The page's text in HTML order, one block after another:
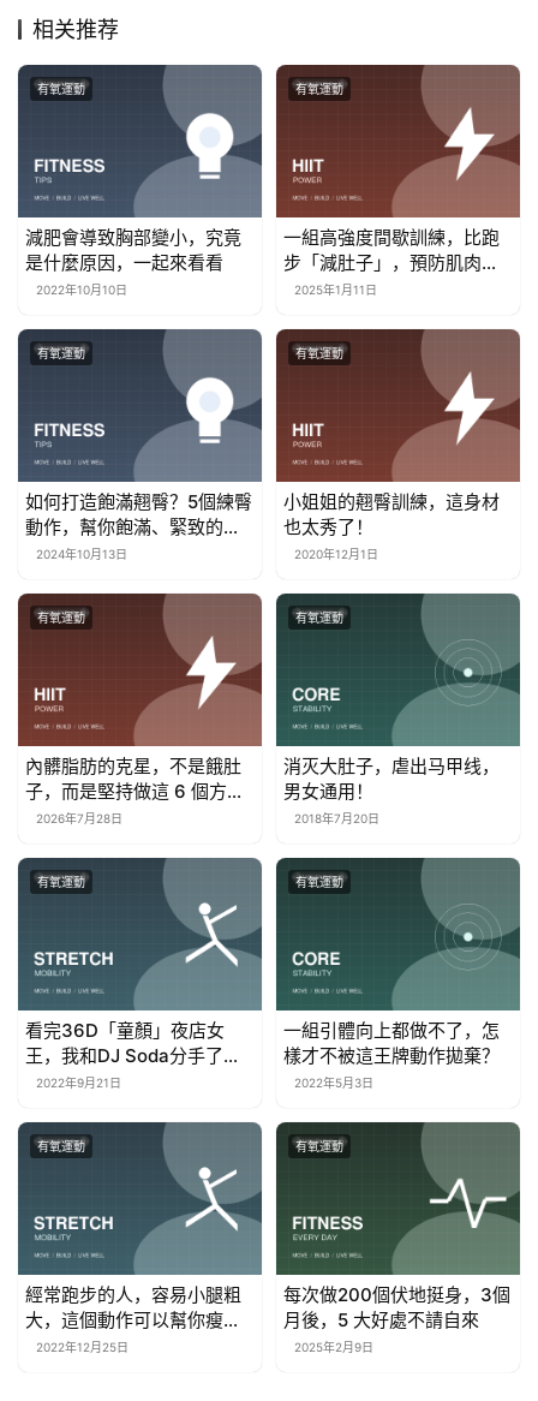
相关推荐
有氧運動
減肥會導致胸部變小，究竟
是什麼原因，一起來看看
2022年10月10日
有氧運動
一組高強度間歇訓練，比跑
步「減肚子」，預防肌肉流
失，還抗衰老
2025年1月11日
有氧運動
如何打造飽滿翹臀？5個練臀
動作，幫你飽滿、緊致的臀
型2024年10月13日
有氧運動
小姐姐的翹臀訓練，這身材
也太秀了！
2020年12月1日
有氧運動
內髒脂肪的克星，不是餓肚
子，而是堅持做這 6 個方
法！
2026年7月28日
有氧運動
消灭大肚子，虐出马甲线，
男女通用！
2018年7月20日
有氧運動
看完36D「童顏」夜店女
王，我和DJ Soda分手了…
2022年9月21日
有氧運動
一組引體向上都做不了，怎
樣才不被這王牌動作拋棄？
2022年5月3日
有氧運動
經常跑步的人，容易小腿粗
大，這個動作可以幫你瘦小
腿2022年12月25日
有氧運動
每次做200個伏地挺身，3個
月後，5 大好處不請自來
2025年2月9日